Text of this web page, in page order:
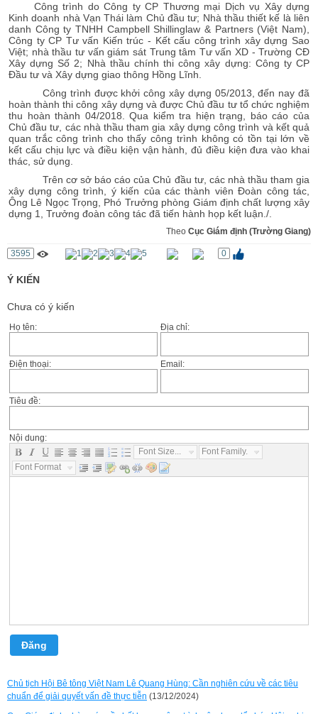
Công trình do Công ty CP Thương mại Dịch vụ Xây dựng
Kinh doanh nhà Vạn Thái làm Chủ đầu tư; Nhà thầu thiết kế là liên
danh Công ty TNHH Campbell Shillinglaw & Partners (Việt Nam),
Công ty CP Tư vấn Kiến trúc - Kết cấu công trình xây dựng Sao
Việt; nhà thầu tư vấn giám sát Trung tâm Tư vấn XD - Trường CĐ
Xây dựng Số 2; Nhà thầu chính thi công xây dựng: Công ty CP
Đầu tư và Xây dựng giao thông Hồng Lĩnh.
Công trình được khởi công xây dựng 05/2013, đến nay đã
hoàn thành thi công xây dựng và được Chủ đầu tư tổ chức nghiệm
thu hoàn thành 04/2018. Qua kiểm tra hiện trạng, báo cáo của
Chủ đầu tư, các nhà thầu tham gia xây dựng công trình và kết quả
quan trắc công trình cho thấy công trình không có tồn tại lớn về
kết cấu chịu lực và điều kiện vận hành, đủ điều kiện đưa vào khai
thác, sử dụng.
Trên cơ sở báo cáo của Chủ đầu tư, các nhà thầu tham gia
xây dựng công trình, ý kiến của các thành viên Đoàn công tác,
Ông Lê Ngọc Trọng, Phó Trưởng phòng Giám định chất lượng xây
dựng 1, Trưởng đoàn công tác đã tiến hành họp kết luận./.
Theo Cục Giám định (Trường Giang)
3595 0
Ý KIẾN
Chưa có ý kiến
Họ tên: Địa chỉ:
Điện thoại: Email:
Tiêu đề:
Nội dung:
Font Size...
Font Family...
Font Format...
Đăng
Chủ tịch Hội Bê tông Việt Nam Lê Quang Hùng: Cần nghiên cứu về các tiêu
chuẩn để giải quyết vấn đề thực tiễn (13/12/2024)